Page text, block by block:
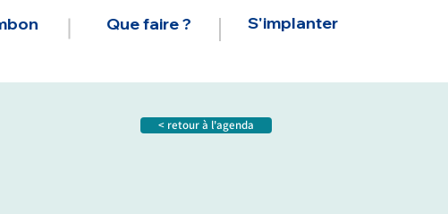
Que faire ? S'implanter
< retour à l'agenda